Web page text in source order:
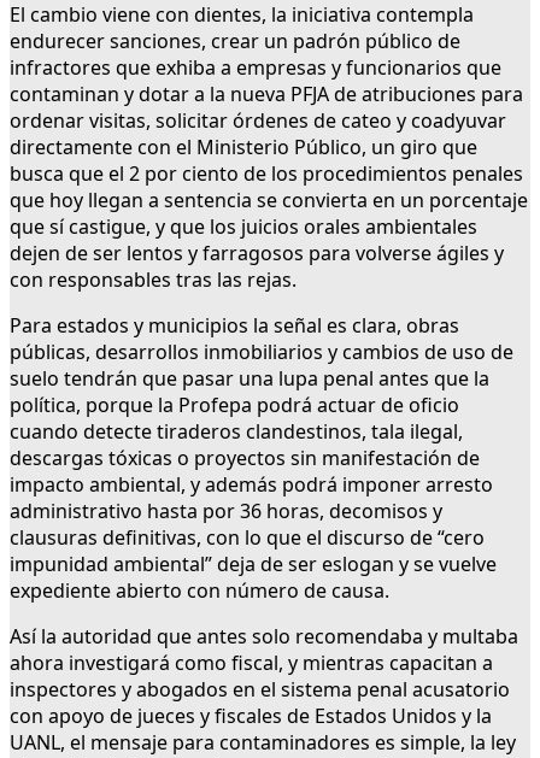
El cambio viene con dientes, la iniciativa contempla
endurecer sanciones, crear un padrón público de
infractores que exhiba a empresas y funcionarios que
contaminan y dotar a la nueva PFJA de atribuciones para
ordenar visitas, solicitar órdenes de cateo y coadyuvar
directamente con el Ministerio Público, un giro que
busca que el 2 por ciento de los procedimientos penales
que hoy llegan a sentencia se convierta en un porcentaje
que sí castigue, y que los juicios orales ambientales
dejen de ser lentos y farragosos para volverse ágiles y
con responsables tras las rejas.
Para estados y municipios la señal es clara, obras
públicas, desarrollos inmobiliarios y cambios de uso de
suelo tendrán que pasar una lupa penal antes que la
política, porque la Profepa podrá actuar de oficio
cuando detecte tiraderos clandestinos, tala ilegal,
descargas tóxicas o proyectos sin manifestación de
impacto ambiental, y además podrá imponer arresto
administrativo hasta por 36 horas, decomisos y
clausuras definitivas, con lo que el discurso de “cero
impunidad ambiental” deja de ser eslogan y se vuelve
expediente abierto con número de causa.
Así la autoridad que antes solo recomendaba y multaba
ahora investigará como fiscal, y mientras capacitan a
inspectores y abogados en el sistema penal acusatorio
con apoyo de jueces y fiscales de Estados Unidos y la
UANL, el mensaje para contaminadores es simple, la ley